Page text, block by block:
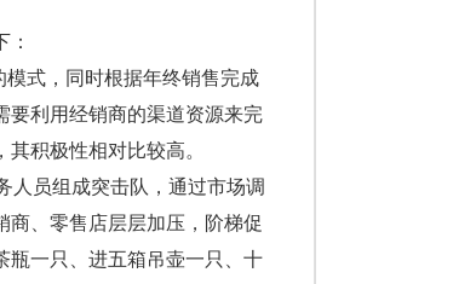
式，同时根据年终销售完成
要利用经销商的渠道资源来完
积极性相对比较高。
员组成突击队，通过市场调
、零售店层层加压，阶梯促
瓶一只、进五箱吊壶一只、十